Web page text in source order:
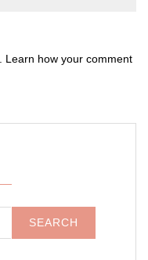
Learn how your comment